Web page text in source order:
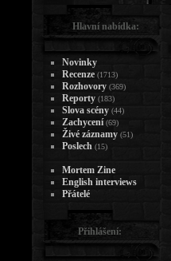
Hlavní nabídka:
Novinky
Recenze (1713)
Rozhovory (369)
Reporty (183)
Slova scény (44)
Zachycení (69)
Živé záznamy (51)
Poslech (15)
Mortem Zine
English interviews
Přátelé
Přihlášení: